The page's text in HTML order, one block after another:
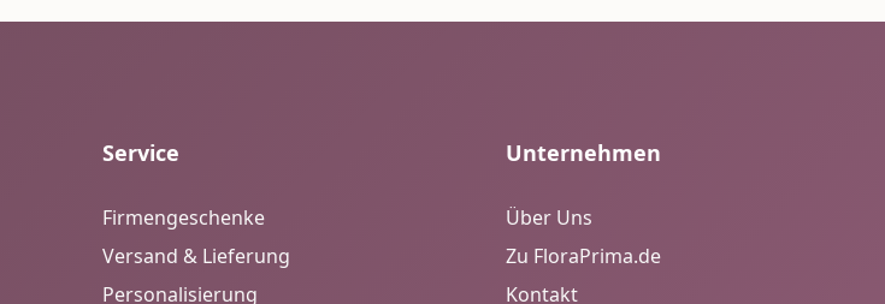
Service
Firmengeschenke
Versand & Lieferung
Personalisierung
Unternehmen
Über Uns
Zu FloraPrima.de
Kontakt